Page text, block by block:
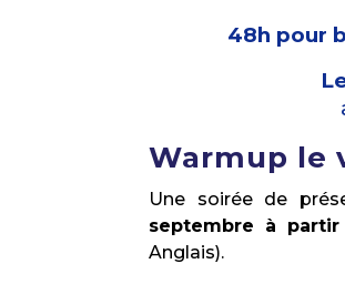
48h pour
Warmup le
Une soirée de
septembre à partir
Anglais).